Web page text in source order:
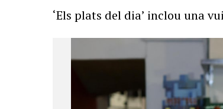
‘Els plats del dia’ inclou una